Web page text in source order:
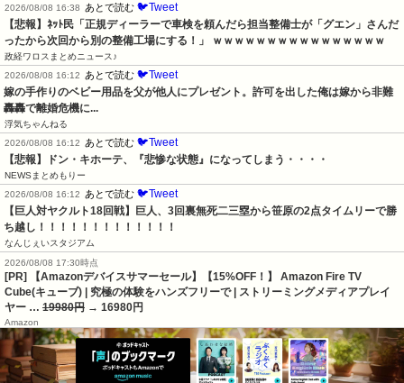
2026/08/08 16:38
あとで読む 🐦Tweet
【悲報】ﾈｯﾄ民「正規ディーラーで車検を頼んだら担当整備士が「グエン」さんだ
ったから次回から別の整備工場にする！」 ｗｗｗｗｗｗｗｗｗｗｗｗｗｗｗｗ
政経ワロスまとめニュース♪
2026/08/08 16:12
あとで読む 🐦Tweet
嫁の手作りのベビー用品を父が他人にプレゼント。許可を出した俺は嫁から非難
轟轟で離婚危機に...
浮気ちゃんねる
2026/08/08 16:12
あとで読む 🐦Tweet
【悲報】ドン・キホーテ、『悲惨な状態』になってしまう・・・・
NEWSまとめもりー
2026/08/08 16:12
あとで読む 🐦Tweet
【巨人対ヤクルト18回戦】巨人、3回裏無死二三塁から笹原の2点タイムリーで勝
ち越し！！！！！！！！！！！！！
なんじぇいスタジアム
2026/08/08 17:30時点
[PR] 【Amazonデバイスサマーセール】【15%OFF！】 Amazon Fire TV
Cube(キューブ) | 究極の体験をハンズフリーで | ストリーミングメディアプレイ
ヤー … 19980円 → 16980円
Amazon